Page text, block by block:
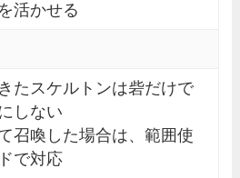
活かせる
たスケルトンは砦だけで
しない
召喚した場合は、範囲使
で対応